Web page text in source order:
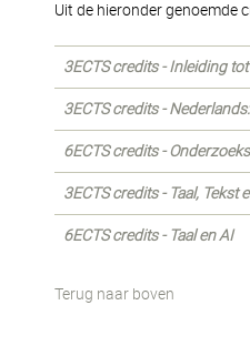
Uit de hieronder genoemde
3ECTS credits - Inleiding
3ECTS credits -
6ECTS credits -
3ECTS credits - Taal, Tekst
6ECTS credits - Taal en AI
Terug naar boven